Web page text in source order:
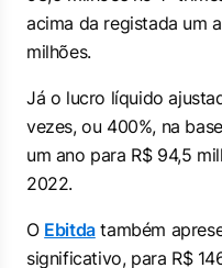
acima da registada um
milhões.
Já o lucro líquido
vezes, ou 400%, na
um ano para R$ 94,5
2022.
O Ebitdatambém
significativo, para R$